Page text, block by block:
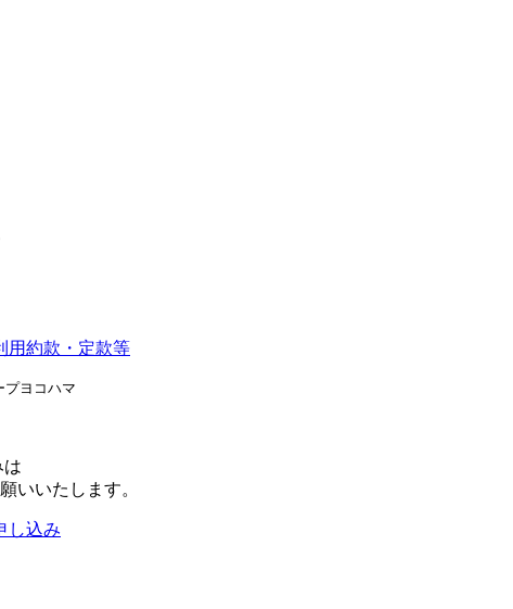
用約款・定款等
プヨコハマ
は
いいたします。
し込み